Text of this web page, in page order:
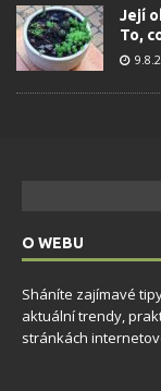
Její
To,
O WEBU
Sháníte zajímavé
aktuální trendy,
stránkách